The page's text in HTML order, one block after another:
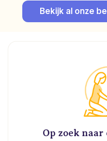
Bekijk al onze
Op zoek